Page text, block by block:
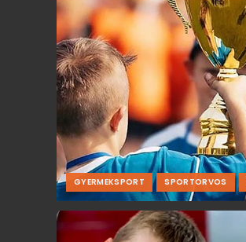
GYERMEKSPORT SPORTORVOS